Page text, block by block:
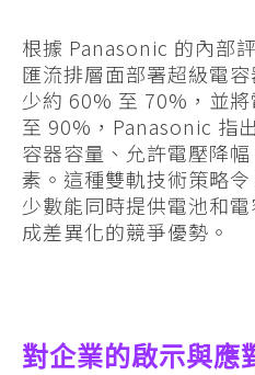
根據 Panasonic 的內部
匯流排層面部署超級電
少約 60% 至 70%，並
至 90%，Panasonic 指
容器容量、允許電壓降
素。這種雙軌技術策略
少數能同時提供電池和
成差異化的競爭優勢。
對企業的啟示與應